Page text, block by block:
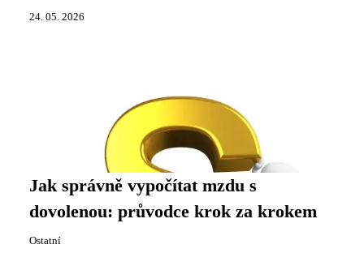
24. 05. 2026
Jak správně vypočítat mzdu s
dovolenou: průvodce krok za krokem
Ostatní